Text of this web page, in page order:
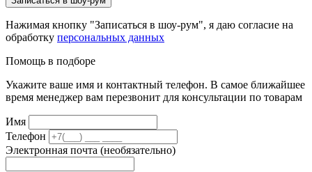
Нажимая кнопку "Записаться в шоу-рум", я даю согласие на
обработку персональных данных
Помощь в подборе
Укажите ваше имя и контактный телефон. В самое ближайшее
время менеджер вам перезвонит для консультации по товарам
Имя
Телефон
Электронная почта (необязательно)